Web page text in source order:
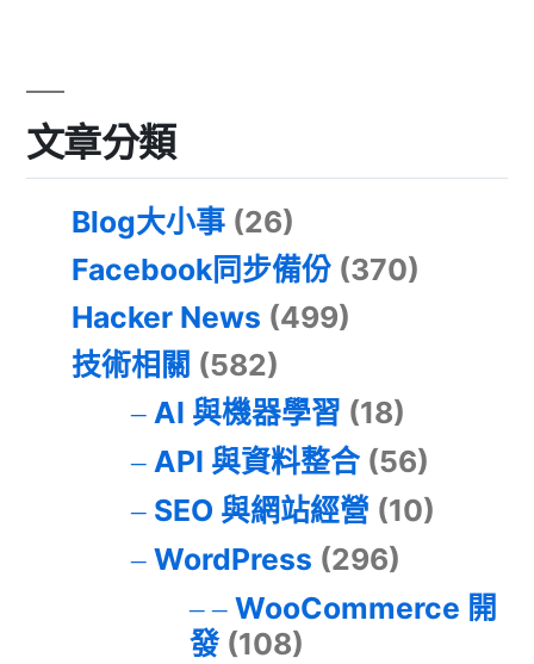
文章分類
Blog大小事 (26)
Facebook同步備份 (370)
Hacker News (499)
技術相關 (582)
AI 與機器學習 (18)
API 與資料整合(56)
SEO 與網站經營 (10)
WordPress (296)
WooCommerce 開
發(108)